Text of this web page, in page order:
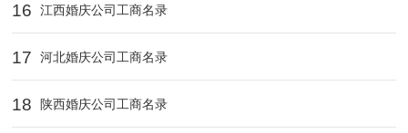
16 江西婚庆公司工商名录
17 河北婚庆公司工商名录
18 陕西婚庆公司工商名录